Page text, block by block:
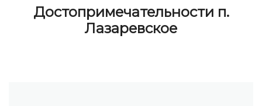
Достопримечательности п.
Лазаревское